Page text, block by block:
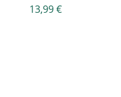
13,99€